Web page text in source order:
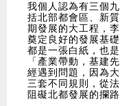
我個人認為有三個
括北部都會區、新
期發展的大工程，
奠定良好的發展基
都是一張白紙，也
「產業帶動，基建
經遇到問題，因為
三套不同規則，從
阻礙北都發展的攔路